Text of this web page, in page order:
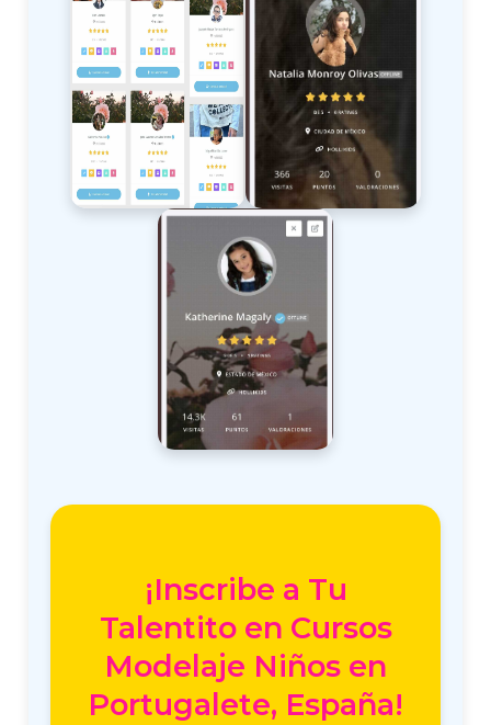
¡Inscribe a Tu
Talentito en Cursos
Modelaje Niños en
Portugalete, España!